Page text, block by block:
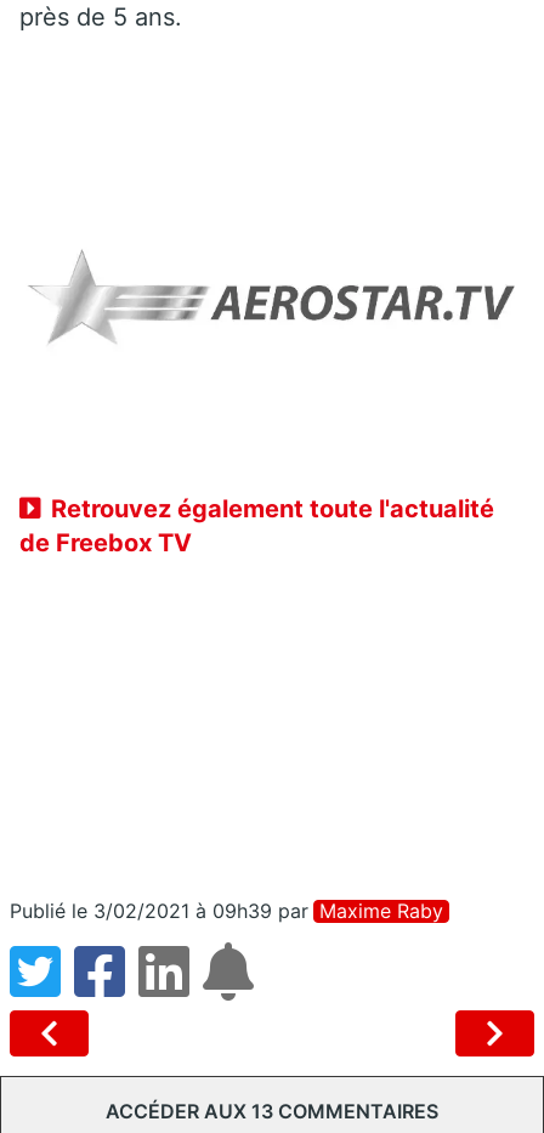
près de 5 ans.
Retrouvez également toute l'actualité
de Freebox TV
Publié le 3/02/2021 à 09h39 par Maxime Raby
ACCÉDER AUX 13 COMMENTAIRES